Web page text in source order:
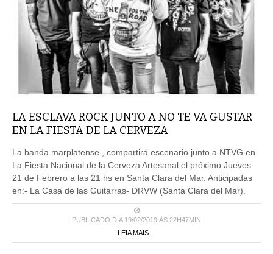
LA ESCLAVA ROCK JUNTO A NO TE VA GUSTAR
EN LA FIESTA DE LA CERVEZA
La banda marplatense , compartirá escenario junto a NTVG en
La Fiesta Nacional de la Cerveza Artesanal el próximo Jueves
21 de Febrero a las 21 hs en Santa Clara del Mar. Anticipadas
en:- La Casa de las Guitarras- DRVW (Santa Clara del Mar).
PUBLICADO DIA 19/02/2019 ÀS 22H47MIN
LEIA MAIS ...